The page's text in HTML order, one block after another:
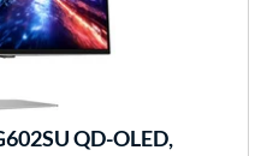
QD-OLED,